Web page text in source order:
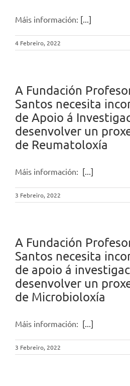
Máis información: [...]
4 Febreiro, 2022
A Fundación
Santos necesita
de Apoio á
desenvolver un
de Reumatoloxía
Máis información: [...]
3 Febreiro, 2022
A Fundación
Santos necesita
de apoio á
desenvolver un
de Microbioloxía
Máis información: [...]
3 Febreiro, 2022